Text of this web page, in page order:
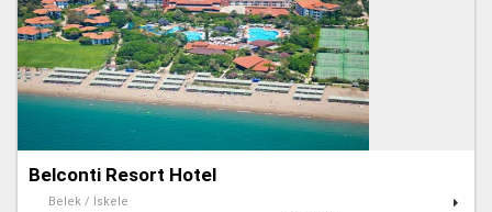
Belconti Resort Hotel
Belek / İskele